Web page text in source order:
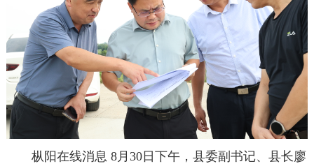
枞阳在线消息 8月30日下午，县委副书记、县长廖